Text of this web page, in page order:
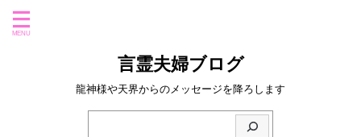
言霊夫婦ブログ
龍神様や天界からのメッセージを降ろします